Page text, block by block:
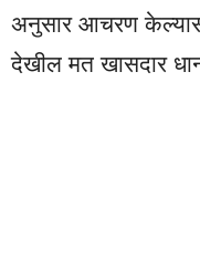
अनुसार आचरण
देखील मत खासदार